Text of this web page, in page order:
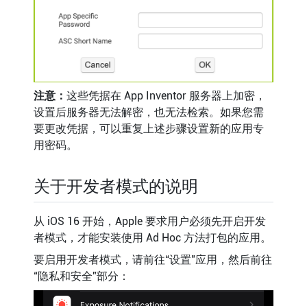
注意： 这些凭据在 App Inventor 服务器上加密，
设置后服务器无法解密，也无法检索。如果您需
要更改凭据，可以重复上述步骤设置新的应用专
用密码。
关于开发者模式的说明
从 iOS 16 开始，Apple 要求用户必须先开启开发
者模式，才能安装使用 Ad Hoc 方法打包的应用。
要启用开发者模式，请前往“设置”应用，然后前往
“隐私和安全”部分：